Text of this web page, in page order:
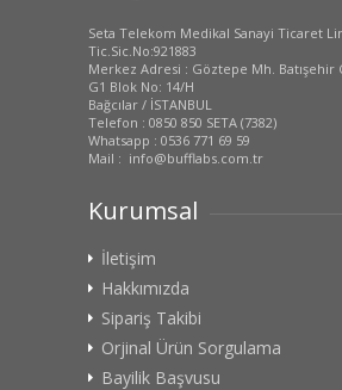
Seta Telekom Medikal Sanayi Ticaret
Tic.Sic.No:921883
Merkez Adresi : Göztepe Mh. Batışehir
G1 Blok No: 14/H
Bağcılar / İSTANBUL
Telefon : 0850 850 SETA (7382)
Whatsapp : 0536 771 69 59
Mail : info@bufflabs.com.tr
Kurumsal
İletişim
Hakkımızda
Sipariş Takibi
Orjinal Ürün Sorgulama
Bayilik Başvusu